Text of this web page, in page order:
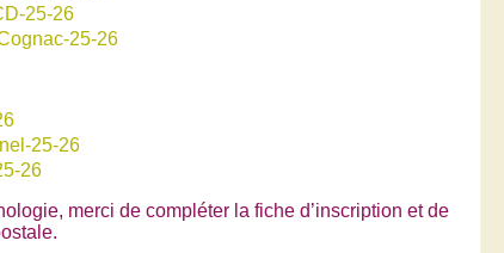
25-26
25-26
25-26
26
merci de compléter la fiche d’inscription et de